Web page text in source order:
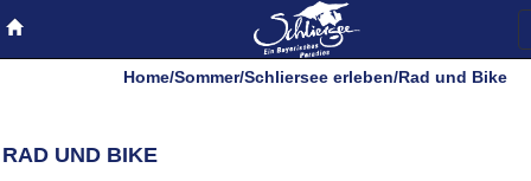
RAD UND BIKE
Home/Sommer/Schliersee erleben/Rad und Bike